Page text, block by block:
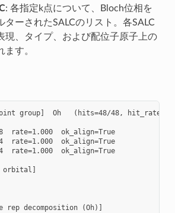
: 各指定k点について、Bloch位相を
ターされたSALCのリスト。各SALC
現、タイプ、および配位子原子上の
す。
group]  Oh   (hits=48/48,
rate=1.000  ok_align=True
rate=1.000  ok_align=True
rate=1.000  ok_align=True
orbital]
rep decomposition (Oh)]